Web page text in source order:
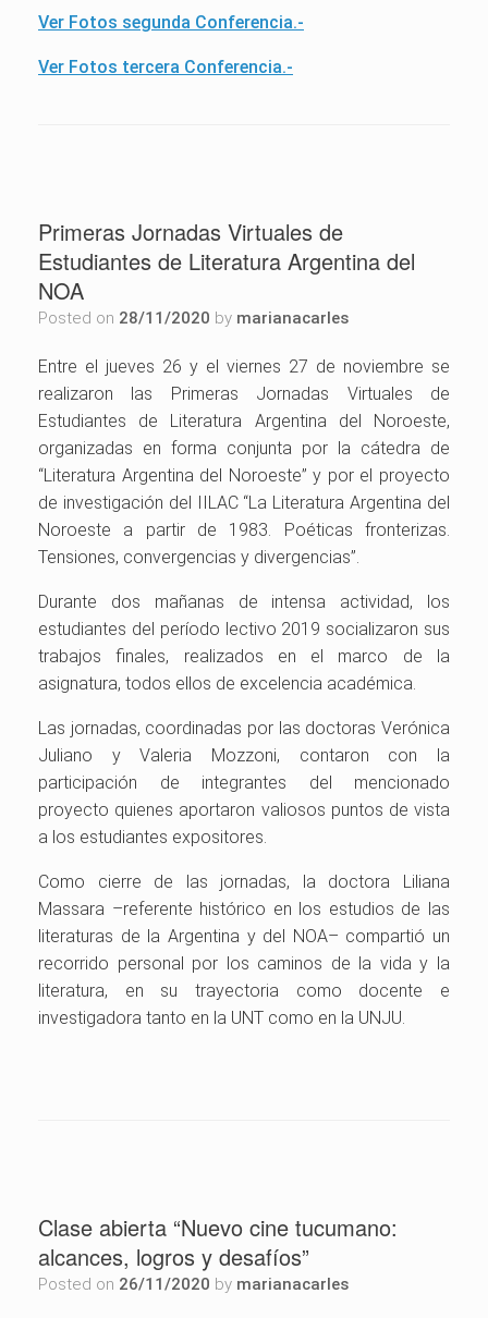
Ver Fotos segunda Conferencia.-
Ver Fotos tercera Conferencia.-
Primeras Jornadas Virtuales de
Estudiantes de Literatura Argentina del
NOA
Posted on 28/11/2020 by marianacarles
Entre el jueves 26 y el viernes 27 de noviembre se
realizaron las Primeras Jornadas Virtuales de
Estudiantes de Literatura Argentina del Noroeste,
organizadas en forma conjunta por la cátedra de
“Literatura Argentina del Noroeste” y por el proyecto
de investigación del IILAC “La Literatura Argentina del
Noroeste a partir de 1983. Poéticas fronterizas.
Tensiones, convergencias y divergencias”.
Durante dos mañanas de intensa actividad, los
estudiantes del período lectivo 2019 socializaron sus
trabajos finales, realizados en el marco de la
asignatura, todos ellos de excelencia académica.
Las jornadas, coordinadas por las doctoras Verónica
Juliano y Valeria Mozzoni, contaron con la
participación de integrantes del mencionado
proyecto quienes aportaron valiosos puntos de vista
a los estudiantes expositores.
Como cierre de las jornadas, la doctora Liliana
Massara –referente histórico en los estudios de las
literaturas de la Argentina y del NOA– compartió un
recorrido personal por los caminos de la vida y la
literatura, en su trayectoria como docente e
investigadora tanto en la UNT como en la UNJU.
Clase abierta “Nuevo cine tucumano:
alcances, logros y desafíos”
Posted on 26/11/2020 by marianacarles